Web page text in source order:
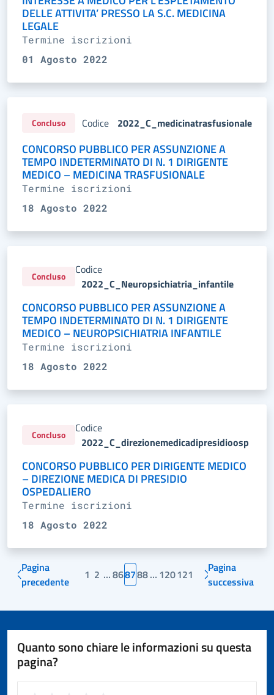
DELLE ATTIVITA’ PRESSO LA S.C. MEDICINA
LEGALE
Termine iscrizioni
01 Agosto 2022
Concluso Codice 2022_C_medicinatrasfusionale
CONCORSO PUBBLICO PER ASSUNZIONE A
TEMPO INDETERMINATO DI N. 1 DIRIGENTE
MEDICO – MEDICINA TRASFUSIONALE
Termine iscrizioni
18 Agosto 2022
Concluso
Codice
2022_C_Neuropsichiatria_infantile
CONCORSO PUBBLICO PER ASSUNZIONE A
TEMPO INDETERMINATO DI N. 1 DIRIGENTE
MEDICO – NEUROPSICHIATRIA INFANTILE
Termine iscrizioni
18 Agosto 2022
Concluso
Codice
2022_C_direzionemedicadipresidioosp
CONCORSO PUBBLICO PER DIRIGENTE MEDICO
– DIREZIONE MEDICA DI PRESIDIO
OSPEDALIERO
Termine iscrizioni
18 Agosto 2022
Pagina
precedente
1 2 …868788… 120121
Pagina
successiva
Quanto sono chiare le informazioni su questa
pagina?